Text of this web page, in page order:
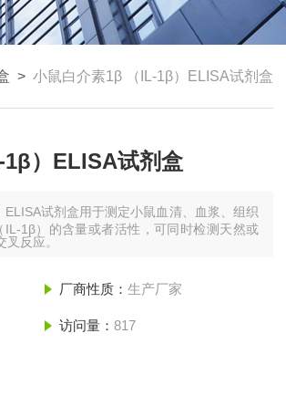
> 小鼠白介素1β （IL-1β）ELISA试剂盒
）ELISA试剂盒
试剂盒用于测定小鼠血清、血浆、组织
1β）的含量或者活性，可同时检测天然或
反应。
厂商性质： 生产厂家
访问量： 817